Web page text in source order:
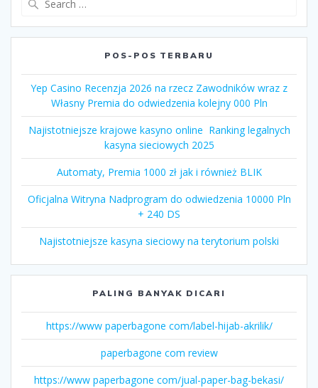
POS-POS TERBARU
Yep Casino Recenzja 2026 na rzecz Zawodników wraz z
Własny Premia do odwiedzenia kolejny 000 Pln
Najistotniejsze krajowe kasyno online ️ Ranking legalnych
kasyna sieciowych 2025
Automaty, Premia 1000 zł jak i również BLIK
Oficjalna Witryna Nadprogram do odwiedzenia 10000 Pln
+ 240 DS
Najistotniejsze kasyna sieciowy na terytorium polski
PALING BANYAK DICARI
https://www paperbagone com/label-hijab-akrilik/
paperbagone com review
https://www paperbagone com/jual-paper-bag-bekasi/